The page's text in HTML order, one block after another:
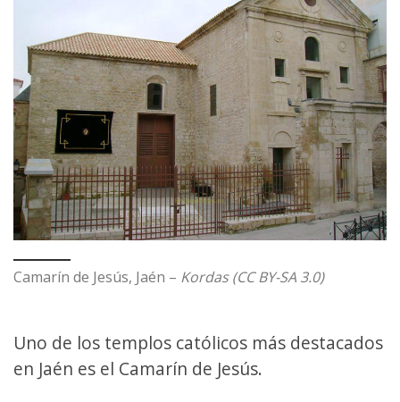
Camarín de Jesús, Jaén – Kordas (CC BY-SA 3.0)
Uno de los templos católicos más destacados
en Jaén es el Camarín de Jesús.